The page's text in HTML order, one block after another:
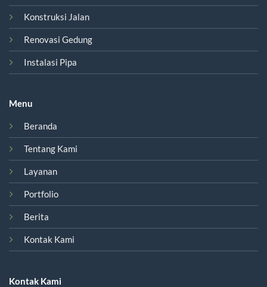
Konstruksi Jalan
Renovasi Gedung
Instalasi Pipa
Menu
Beranda
Tentang Kami
Layanan
Portfolio
Berita
Kontak Kami
Kontak Kami